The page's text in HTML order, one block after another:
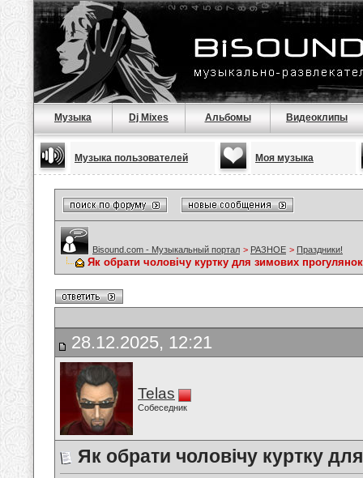
Музыка Dj Mixes Альбомы Видеоклипы
Музыка пользователей Моя музыка
Bisound.com - Музыкальный портал > РАЗНОЕ > Праздники!
Як обрати чоловічу куртку для зимових прогулянок
28.12.2025, 12:21
Telas
Собеседник
Як обрати чоловічу куртку